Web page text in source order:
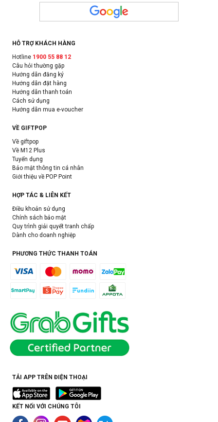
HỖ TRỢ KHÁCH HÀNG
Hotline 1900 55 88 12
Câu hỏi thường gặp
Hướng dẫn đăng ký
Hướng dẫn đặt hàng
Hướng dẫn thanh toán
Cách sử dụng
Hướng dẫn mua e-voucher
VỀ GIFTPOP
Về giftpop
Về M12 Plus
Tuyển dụng
Bảo mật thông tin cá nhân
Giới thiệu về POP Point
HỢP TÁC & LIÊN KẾT
Điều khoản sử dụng
Chính sách bảo mật
Quy trình giải quyết tranh chấp
Dành cho doanh nghiệp
PHƯƠNG THỨC THANH TOÁN
TẢI APP TRÊN ĐIỆN THOẠI
KẾT NỐI VỚI CHÚNG TÔI